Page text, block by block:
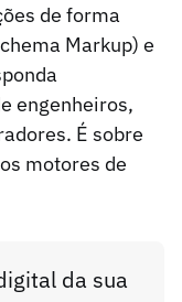
de forma
Markup) e
engenheiros,
É sobre
motores de
da sua